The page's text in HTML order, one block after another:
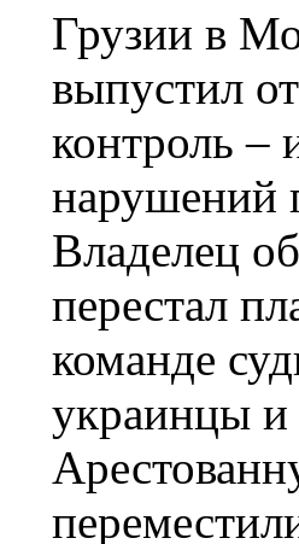
Грузии в
выпустил
контроль –
нарушений
Владелец
перестал
команде
украинцы и